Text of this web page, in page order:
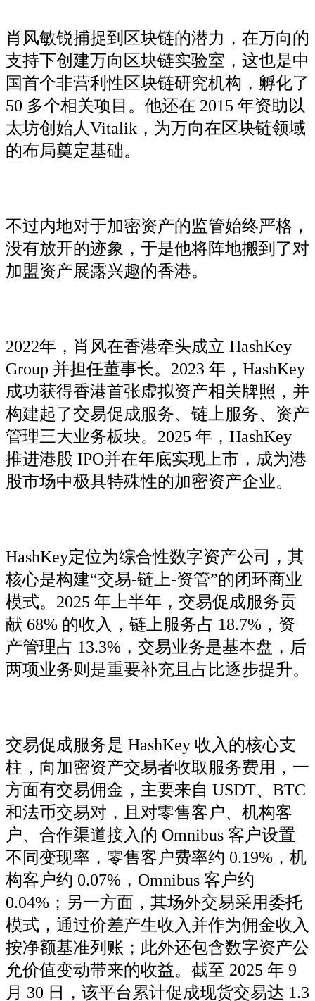
肖风敏锐捕捉到区块链的潜力，在万向的
支持下创建万向区块链实验室，这也是中
国首个非营利性区块链研究机构，孵化了
50 多个相关项目。他还在 2015 年资助以
太坊创始人Vitalik，为万向在区块链领域
的布局奠定基础。
不过内地对于加密资产的监管始终严格，
没有放开的迹象，于是他将阵地搬到了对
加盟资产展露兴趣的香港。
2022年，肖风在香港牵头成立 HashKey
Group 并担任董事长。2023 年，HashKey
成功获得香港首张虚拟资产相关牌照，并
构建起了交易促成服务、链上服务、资产
管理三大业务板块。2025 年，HashKey
推进港股 IPO并在年底实现上市，成为港
股市场中极具特殊性的加密资产企业。
HashKey定位为综合性数字资产公司，其
核心是构建“交易-链上-资管”的闭环商业
模式。2025 年上半年，交易促成服务贡
献 68% 的收入，链上服务占 18.7%，资
产管理占 13.3%，交易业务是基本盘，后
两项业务则是重要补充且占比逐步提升。
交易促成服务是 HashKey 收入的核心支
柱，向加密资产交易者收取服务费用，一
方面有交易佣金，主要来自 USDT、BTC
和法币交易对，且对零售客户、机构客
户、合作渠道接入的 Omnibus 客户设置
不同变现率，零售客户费率约 0.19%，机
构客户约 0.07%，Omnibus 客户约
0.04%；另一方面，其场外交易采用委托
模式，通过价差产生收入并作为佣金收入
按净额基准列账；此外还包含数字资产公
允价值变动带来的收益。截至 2025 年 9
月 30 日，该平台累计促成现货交易达 1.3